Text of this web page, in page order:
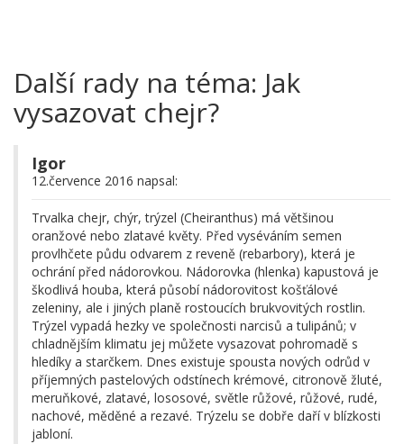
Další rady na téma: Jak
vysazovat chejr?
Igor
12.července 2016 napsal:
Trvalka chejr, chýr, trýzel (Cheiranthus) má většinou
oranžové nebo zlatavé květy. Před vyséváním semen
provlhčete půdu odvarem z reveně (rebarbory), která je
ochrání před nádorovkou. Nádorovka (hlenka) kapustová je
škodlivá houba, která působí nádorovitost košťálové
zeleniny, ale i jiných planě rostoucích brukvovitých rostlin.
Trýzel vypadá hezky ve společnosti narcisů a tulipánů; v
chladnějším klimatu jej můžete vysazovat pohromadě s
hledíky a starčkem. Dnes existuje spousta nových odrůd v
příjemných pastelových odstínech krémové, citronově žluté,
meruňkové, zlatavé, lososové, světle růžové, růžové, rudé,
nachové, měděné a rezavé. Trýzelu se dobře daří v blízkosti
jabloní.